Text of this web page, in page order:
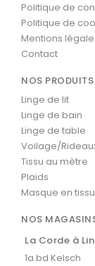
Politique de
Politique de
Mentions
Contact
NOS PRODUITS
Linge de lit
Linge de bain
Linge de table
Voilage/
Tissu au mètre
Plaids
Masque en tissu
NOS
La Corde à
1a bd Kelsch